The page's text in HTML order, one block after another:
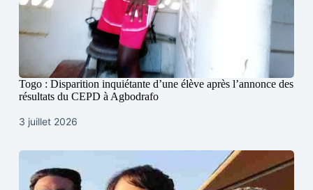
Togo : Disparition inquiétante d’une élève après l’annonce des
résultats du CEPD à Agbodrafo
3 juillet 2026